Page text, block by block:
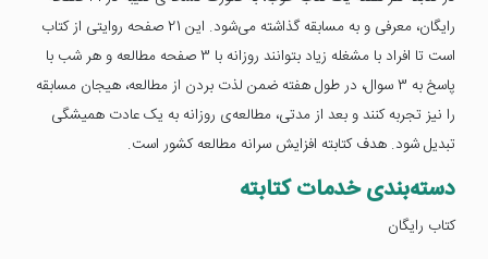
رایگان، معرفی و به مسابقه گذاشته می‌شود. این 21 صفحه روایتی از کتاب
است تا افراد با مشغله زیاد بتوانند روزانه با 3 صفحه مطالعه و هر شب با
پاسخ به 3 سوال، در طول هفته ضمن لذت بردن از مطالعه، هیجان مسابقه
را نیز تجربه کنند و بعد از مدتی، مطالعه‌ی روزانه به یک عادت همیشگی
تبدیل شود. هدف کتابته افزایش سرانه مطالعه کشور است.
دسته‌بندی خدمات کتابته
کتاب رایگان